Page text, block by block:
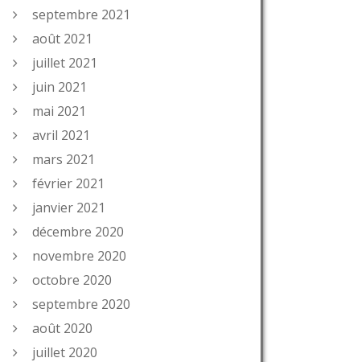
septembre 2021
août 2021
juillet 2021
juin 2021
mai 2021
avril 2021
mars 2021
février 2021
janvier 2021
décembre 2020
novembre 2020
octobre 2020
septembre 2020
août 2020
juillet 2020